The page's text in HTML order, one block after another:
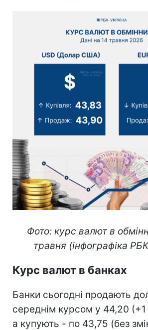
Фото: курс валют в
травня (інфографіка
Курс валют в банках
Банки сьогодні продають
середнім курсом у 44,20 (+1
а купують - по 43,75 (без